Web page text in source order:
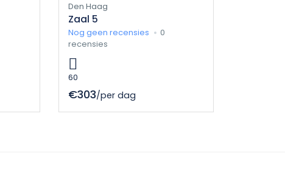
Den Haag
Zaal 5
Nog geen recensies
0
recensies
60
€303/per dag